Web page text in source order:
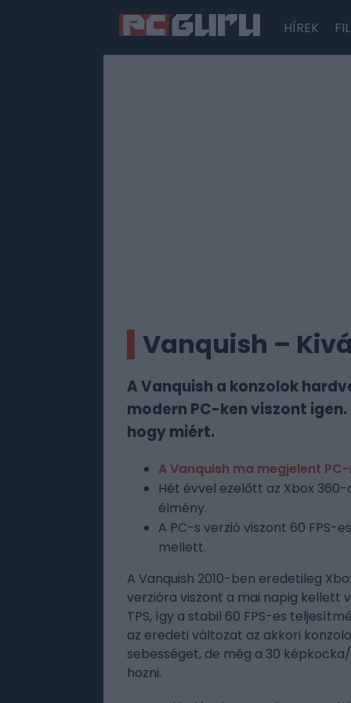
HÍREK
Vanquish –
A Vanquish a konzolok
modern PC-ken viszont
hogy miért.
A Vanquish ma megjelent
Hét évvel ezelőtt az Xbox
élmény.
A PC-s verzió viszont 60
mellett.
A Vanquish 2010-ben eredetileg
verzióra viszont a mai napig kellett
TPS, így a stabil 60 FPS-es
az eredeti változat az akkori
sebességet, de még a 30
hozni.